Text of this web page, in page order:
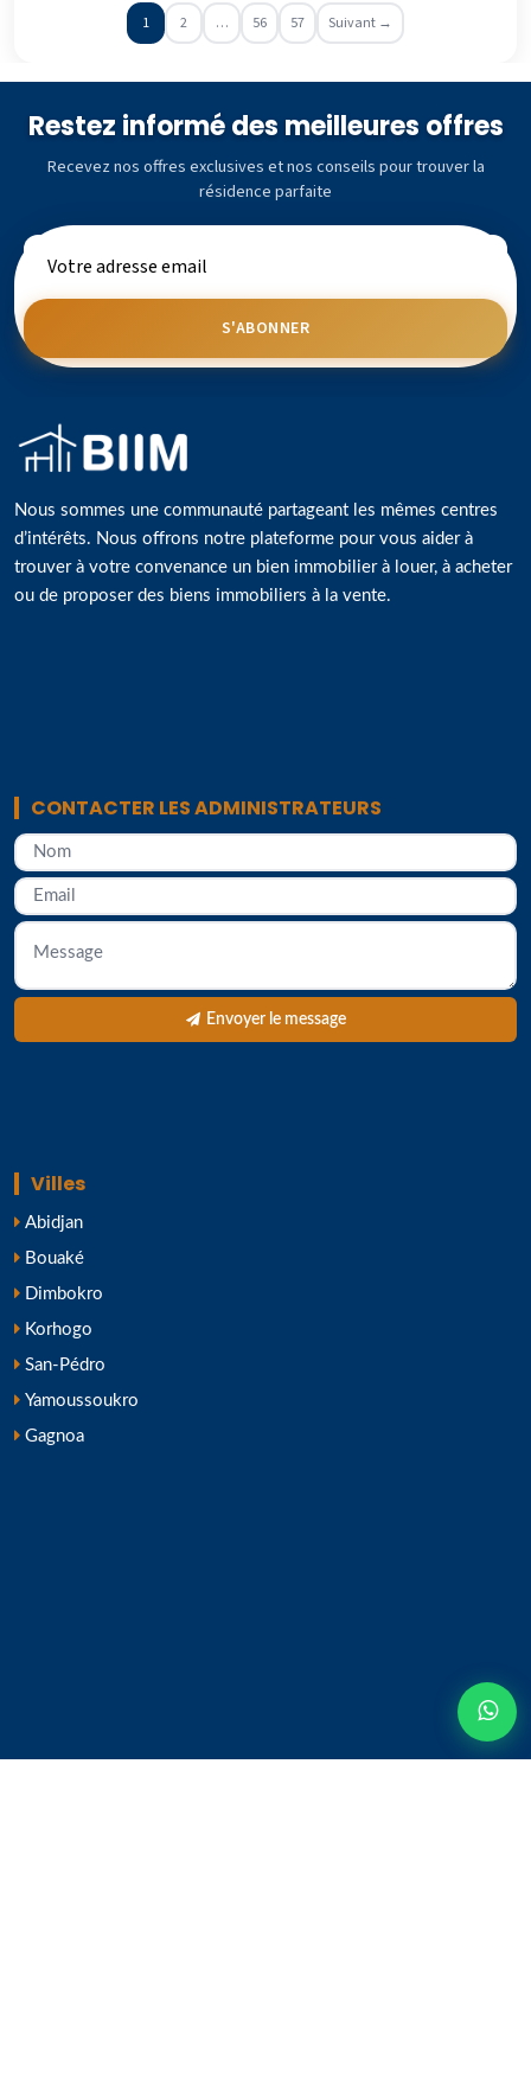
1 2 … 56 57 Suivant →
Restez informé des meilleures offres
Recevez nos offres exclusives et nos conseils pour trouver la
résidence parfaite
S'ABONNER
Nous sommes une communauté partageant les mêmes centres
d’intérêts. Nous offrons notre plateforme pour vous aider à
trouver à votre convenance un bien immobilier à louer, à acheter
ou de proposer des biens immobiliers à la vente.
CONTACTER LES ADMINISTRATEURS
Envoyer le message
Villes
Abidjan
Bouaké
Dimbokro
Korhogo
San-Pédro
Yamoussoukro
Gagnoa